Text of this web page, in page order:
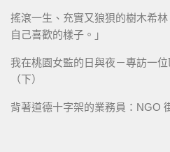
搖滾一生、充實又狼狽的樹木希
自己喜歡的樣子。」
我在桃園女監的日與夜－專訪一
（下）
背著道德十字架的業務員：NGO